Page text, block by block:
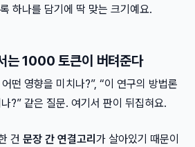
하나를 담기에 딱 맞는 크기예요.
는 1000 토큰이 버텨준다
떤 영향을 미치나?”, “이 연구의 방법론
?” 같은 질문. 여기서 판이 뒤집혀요.
건 문장 간 연결고리 가 살아있기 때문이